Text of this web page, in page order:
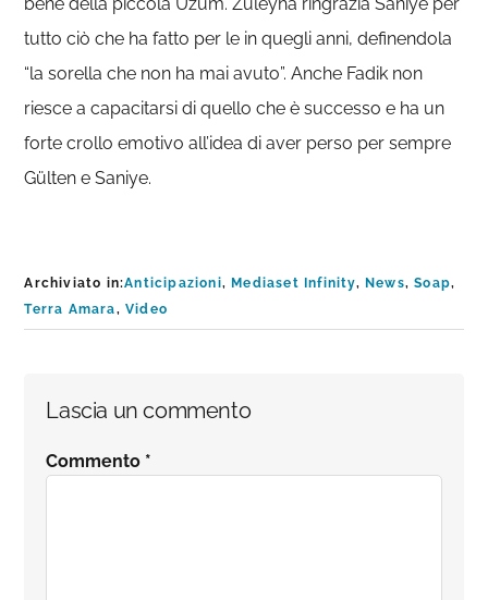
tutto ciò che ha fatto per le in quegli anni, definendola
“la sorella che non ha mai avuto”. Anche Fadik non
riesce a capacitarsi di quello che è successo e ha un
forte crollo emotivo all’idea di aver perso per sempre
Gülten e Saniye.
Archiviato in:Anticipazioni,Mediaset Infinity,News,Soap,
Terra Amara, Video
Interazioni
del
Lascia un commento
Commento *